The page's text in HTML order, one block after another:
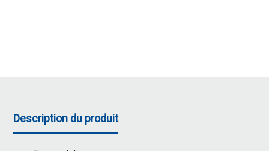
Description du produit